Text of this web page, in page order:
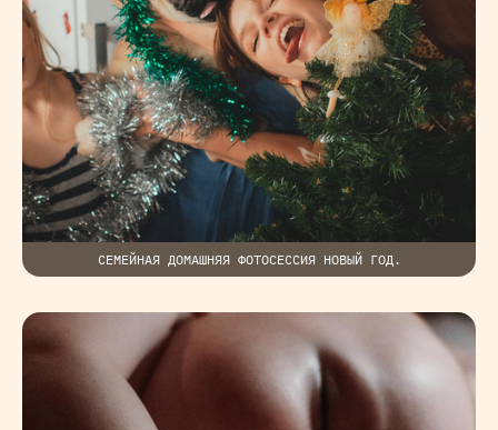
СЕМЕЙНАЯ ДОМАШНЯЯ ФОТОСЕССИЯ НОВЫЙ ГОД.